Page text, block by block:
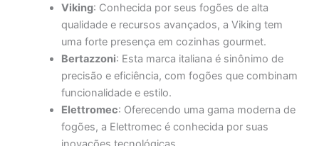
Viking: Conhecida por seus fogões de alta
qualidade e recursos avançados, a Viking tem
uma forte presença em cozinhas gourmet.
Bertazzoni: Esta marca italiana é sinônimo de
precisão e eficiência, com fogões que combinam
funcionalidade e estilo.
Elettromec: Oferecendo uma gama moderna de
fogões, a Elettromec é conhecida por suas